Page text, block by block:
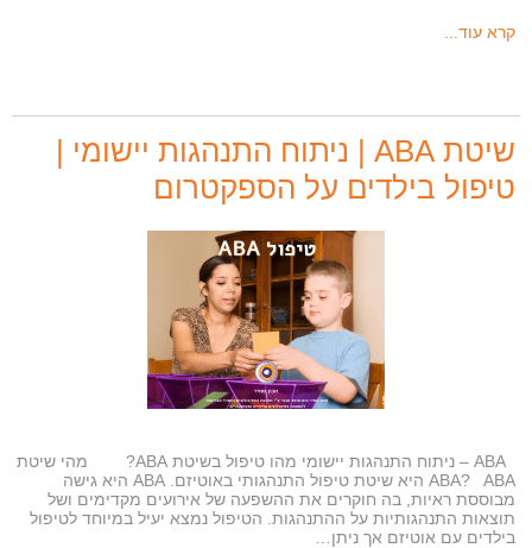
קרא עוד...
שיטת ABA | ניתוח התנהגות יישומי |
טיפול בילדים על הספקטרום
ABA – ניתוח התנהגות יישומי מהו טיפול בשיטת ABA? מהי שיטת
ABA? ABA היא שיטת טיפול התנהגותי באוטיזם. ABA היא גישה
מבוססת ראיות, בה חוקרים את ההשפעה של אירועים מקדימים ושל
תוצאות התנהגותיות על ההתנהגות. הטיפול נמצא יעיל במיוחד לטיפול
בילדים עם אוטיזם אך ניתן…